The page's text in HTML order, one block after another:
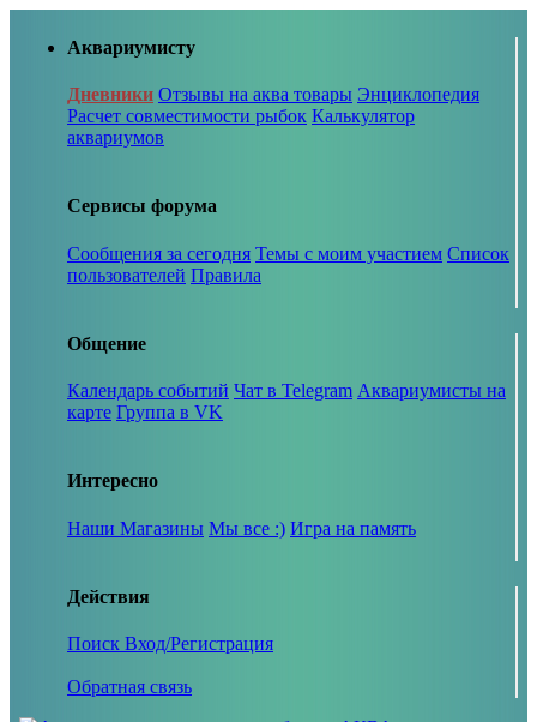
Аквариумисту
Дневники Отзывы на аква товары Энциклопедия
Расчет совместимости рыбок Калькулятор
аквариумов
Сервисы форума
Сообщения за сегодня Темы с моим участием Список
пользователей Правила
Общение
Календарь событий Чат в Telegram Аквариумисты на
карте Группа в VK
Интересно
Наши Магазины Мы все :) Игра на память
Действия
Поиск Вход/Регистрация
Обратная связь